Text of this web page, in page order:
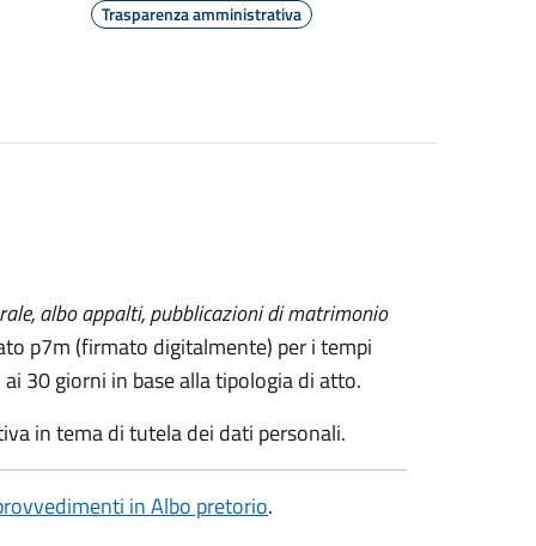
Trasparenza amministrativa
albo appalti, pubblicazioni di matrimonio
p7m (firmato digitalmente) per i tempi
30 giorni in base alla tipologia di atto.
in tema di tutela dei dati personali.
in Albo pretorio.